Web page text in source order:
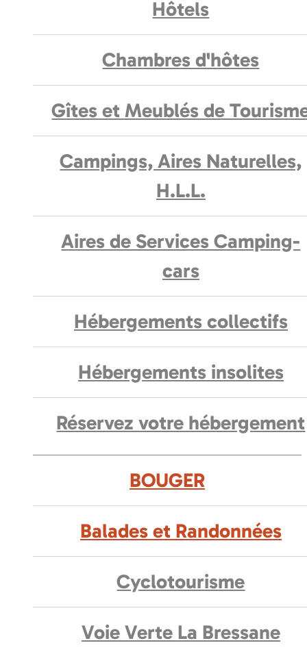
Hôtels
Chambres d'hôtes
Gîtes et Meublés de
Campings, Aires Naturelles,
H.L.L.
Aires de Services Camping-
cars
Hébergements collectifs
Hébergements insolites
Réservez votre hébergement
BOUGER
Balades et Randonnées
Cyclotourisme
Voie Verte La Bressane